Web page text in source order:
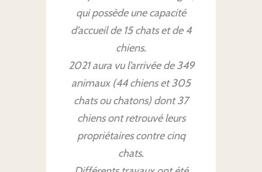
qui possède une capacité
d’accueil de 15 chats et de 4
chiens.
2021 aura vu l’arrivée de 349
animaux (44 chiens et 305
chats ou chatons) dont 37
chiens ont retrouvé leurs
propriétaires contre cinq
chats.